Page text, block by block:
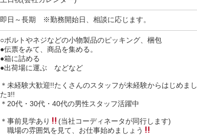
即日～長期 ※勤務開始日、相談に応じます。
○ボルトやネジなどの小物製品のピッキング、梱包
●伝票をみて、商品を集める。
●箱に詰める
●出荷場に運ぶ などなど
＊未経験大歓迎!!たくさんのスタッフが未経験からはじめまし
たﾖ!!
＊20代・30代・40代の男性スタッフ活躍中
＊事前見学あり
(当社コーディネータが同行します)
職場の雰囲気を見て、お仕事始めましょう